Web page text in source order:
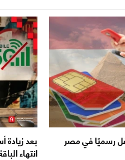
رسميًا في مصر
انتهاء